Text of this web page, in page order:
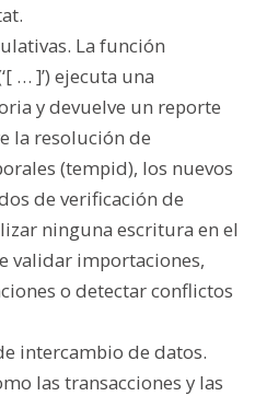
La función
… ]’) ejecuta una
y devuelve un reporte
la resolución de
(tempid), los nuevos
de verificación de
ninguna escritura en el
validar importaciones,
o detectar conflictos
intercambio de datos.
las transacciones y las